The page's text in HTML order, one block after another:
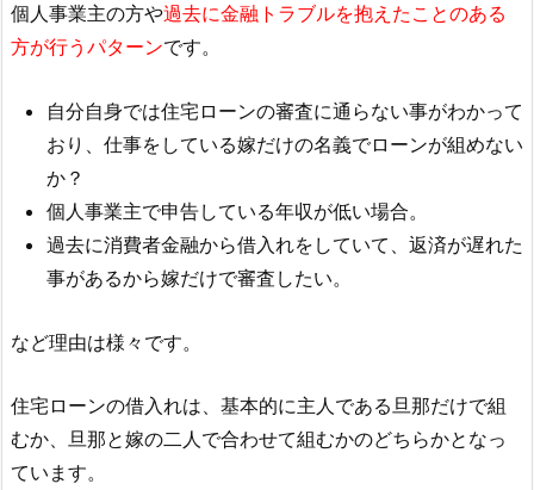
個人事業主の方や過去に金融トラブルを抱えたことのある
方が行うパターンです。
自分自身では住宅ローンの審査に通らない事がわかって
おり、仕事をしている嫁だけの名義でローンが組めない
か？
個人事業主で申告している年収が低い場合。
過去に消費者金融から借入れをしていて、返済が遅れた
事があるから嫁だけで審査したい。
など理由は様々です。
住宅ローンの借入れは、基本的に主人である旦那だけで組
むか、旦那と嫁の二人で合わせて組むかのどちらかとなっ
ています。